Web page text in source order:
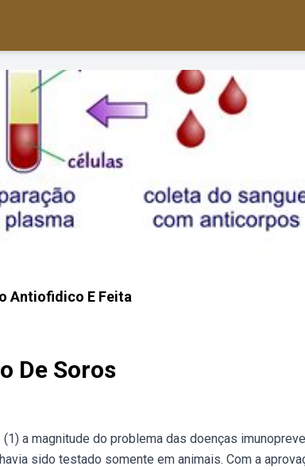
Antiofidico E Feita
De Soros
a magnitude do problema das doenças
sido testado somente em animais. Com a